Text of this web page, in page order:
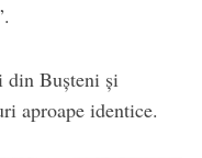
din Bușteni și
aproape identice.